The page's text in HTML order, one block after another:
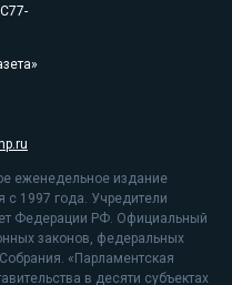
еженедельное издание
с 1997 года. Учредители
Федерации РФ. Официальный
законов, федеральных
«Парламентская
в десяти субъектах